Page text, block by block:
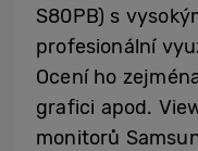
S80PB) s
profesionální
Ocení ho
grafici apod.
monitorů